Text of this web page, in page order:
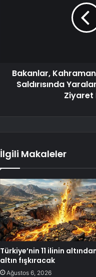
Bakanlar,
Saldırısında
Ziyaret
İlgili Makaleler
Türkiye’nin 11 ilinin
altın fışkıracak
Ağustos 6, 2026